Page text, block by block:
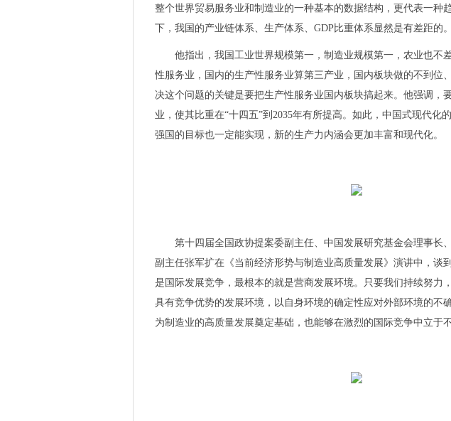
先进超纯水工艺助力芯片良率和生产效率提升，高频科技赋能半导
富捷电子国产化贴片电阻品质分析，部分产品性能指标优于国际标准
一图看懂海目星2023年半年度报告
引领行业新发展！海目星成功入选广东省智能制造生态合作伙伴
开放合作 共向未来 2023石景山国际开放合作论坛开启
降本增效成半导体穿越周期重要抓手，高频科技超纯水工艺助行业
库卡与忠实客户六协携手走过23年
行业周期始末，2023年慕尼黑华南电子展“圈出”产业关键词！
威图手机售后维修服务-VERTU手机中国售后维修中心
整个世界贸易服务业和制造业的一种基本的数据结构，更代表一种
下，我国的产业链体系、生产体系、GDP比重体系显然是有差距的。
他指出，我国工业世界规模第一，制造业规模第一，农业也不
性服务业，国内的生产性服务业算第三产业，国内板块做的不到位
决这个问题的关键是要把生产性服务业国内板块搞起来。他强调，
业，使其比重在“十四五”到2035年有所提高。如此，中国式现代化
强国的目标也一定能实现，新的生产力内涵会更加丰富和现代化。
第十四届全国政协提案委副主任、中国发展研究基金会理事长
副主任张军扩在《当前经济形势与制造业高质量发展》演讲中，谈
是国际发展竞争，最根本的就是营商发展环境。只要我们持续努力
具有竞争优势的发展环境，以自身环境的确定性应对外部环境的不
为制造业的高质量发展奠定基础，也能够在激烈的国际竞争中立于不